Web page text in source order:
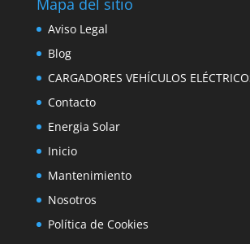
Mapa del sitio
Aviso Legal
Blog
CARGADORES VEHÍCULOS
Contacto
Energia Solar
Inicio
Mantenimiento
Nosotros
Política de Cookies